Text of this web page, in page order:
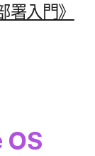
署​入門​》
OS